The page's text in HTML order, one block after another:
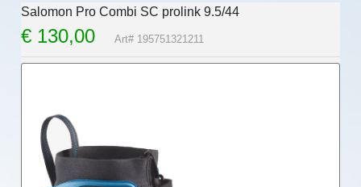
Salomon Pro Combi SC prolink 9.5/44
€ 130,00 Art# 195751321211